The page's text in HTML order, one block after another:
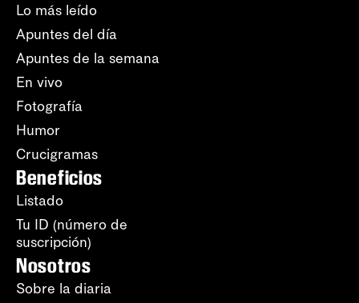
Lo más leído
Apuntes del día
Apuntes de la semana
En vivo
Fotografía
Humor
Crucigramas
Beneficios
Listado
Tu ID (número de
suscripción)
Nosotros
Sobre la diaria